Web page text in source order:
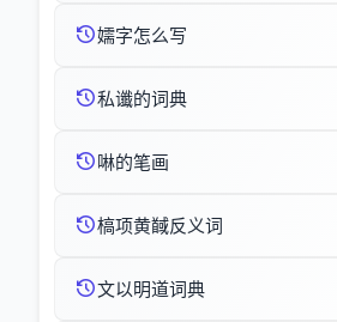
嬬字怎么写
私谶的词典
啉的笔画
槁项黄馘反义词
文以明道词典